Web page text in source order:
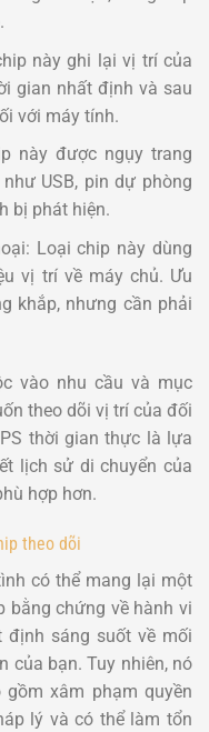
này ghi lại vị trí của
gian nhất định và sau
với máy tính.
này được ngụy trang
USB, pin dự phòng
bị phát hiện.
Loại chip này dùng
vị trí về máy chủ. Ưu
khắp, nhưng cần phải
vào nhu cầu và mục
theo dõi vị trí của đối
thời gian thực là lựa
lịch sử di chuyển của
hợp hơn.
theo dõi
có thể mang lại một
bằng chứng về hành vi
định sáng suốt về mối
của bạn. Tuy nhiên, nó
xâm phạm quyền
lý và có thể làm tổn